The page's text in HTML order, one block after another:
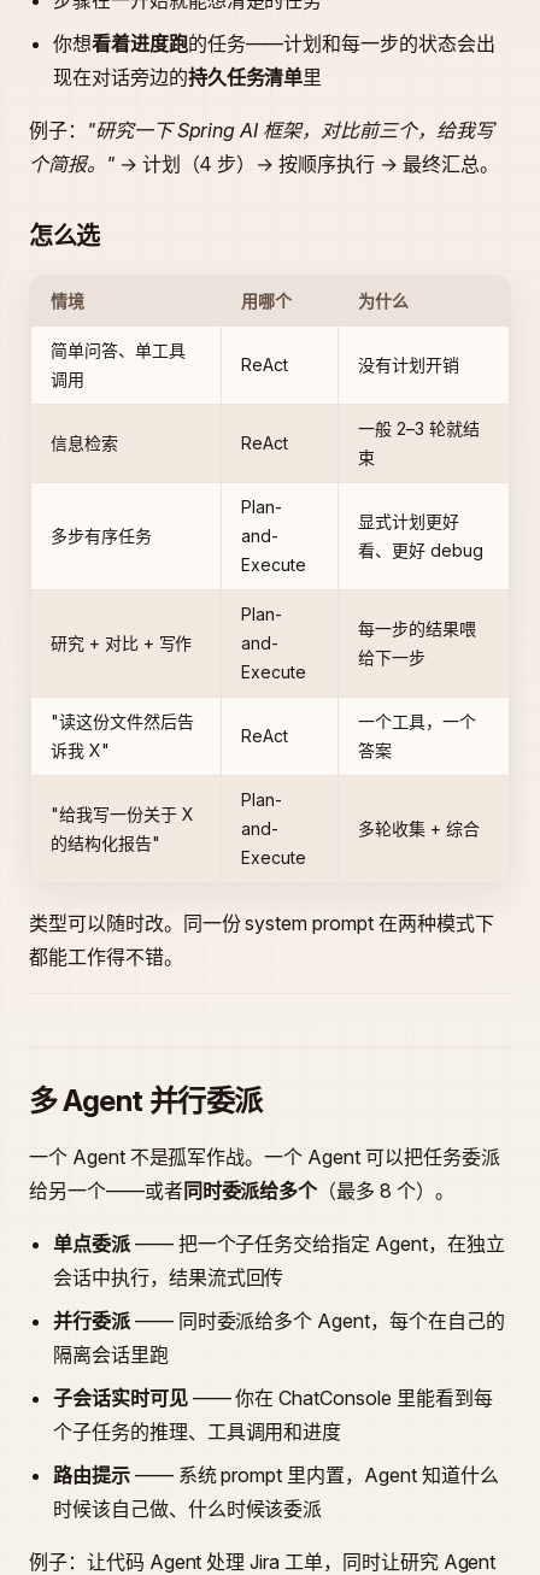
你想看着进度跑的任务——计划和每一步的状态会出
现在对话旁边的持久任务清单里
例子：
"研究一下 Spring AI 框架，对比前三个，给我写
个简报。"→ 计划（4 步）→ 按顺序执行 → 最终汇总。
怎么选
情境 用哪个 为什么
简单问答、单工具
调用
ReAct 没有计划开销
信息检索 ReAct
一般 2–3 轮就结
束
多步有序任务
Plan-
and-
Execute
显式计划更好
看、更好 debug
研究 + 对比 + 写作
Plan-
and-
Execute
每一步的结果喂
给下一步
"读这份文件然后告
诉我 X"
ReAct
一个工具，一个
答案
"给我写一份关于 X
的结构化报告"
Plan-
and-
Execute
多轮收集 + 综合
类型可以随时改。同一份 system prompt 在两种模式下
都能工作得不错。
多 Agent 并行委派
一个 Agent 不是孤军作战。一个 Agent 可以把任务委派
给另一个——或者同时委派给多个（最多 8 个）。
单点委派—— 把一个子任务交给指定 Agent，在独立
会话中执行，结果流式回传
并行委派—— 同时委派给多个 Agent，每个在自己的
隔离会话里跑
子会话实时可见—— 你在 ChatConsole 里能看到每
个子任务的推理、工具调用和进度
路由提示—— 系统 prompt 里内置，Agent 知道什么
时候该自己做、什么时候该委派
例子：让代码 Agent 处理 Jira 工单，同时让研究 Agent